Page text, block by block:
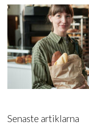
Senaste artiklarna